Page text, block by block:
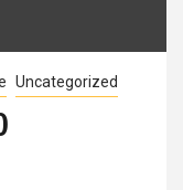
Uncategorized